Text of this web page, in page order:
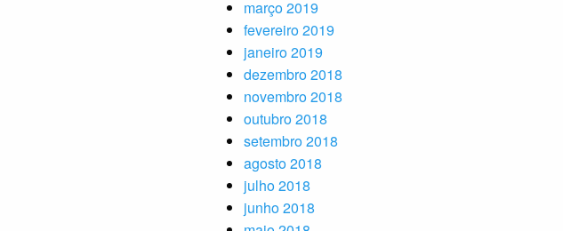
março 2019
fevereiro 2019
janeiro 2019
dezembro 2018
novembro 2018
outubro 2018
setembro 2018
agosto 2018
julho 2018
junho 2018